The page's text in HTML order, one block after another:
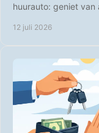
huurauto: geniet van
12 juli 2026